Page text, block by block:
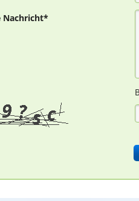
Nachricht*